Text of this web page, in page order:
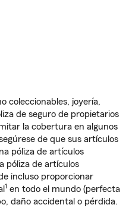
coleccionables, joyería,
de seguro de propietarios
la cobertura en algunos
de que sus artículos
póliza de artículos
póliza de artículos
incluso proporcionar
1 en todo el mundo (perfecta
daño accidental o pérdida.